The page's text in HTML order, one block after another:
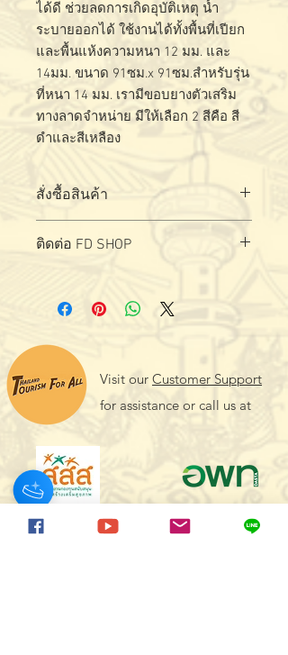
ได้ดี ช่วยลดการเกิดอุบัติเหตุ น้ำ
ระบายออกได้ ใช้งานได้ทั้งพื้นที่เปียก
และพื้นแห้งความหนา 12 มม. และ
14มม. ขนาด 91ซม.x 91ซม.สำหรับรุ่น
ที่หนา 14 มม. เรามีขอบยางตัวเสริม
ทางลาดจำหน่าย มีให้เลือก 2 สีคือ สี
ดำและสีเหลือง
สั่งซื้อสินค้า
ติดต่อ FD SHOP
Visit our Customer Support
for assistance or call us at